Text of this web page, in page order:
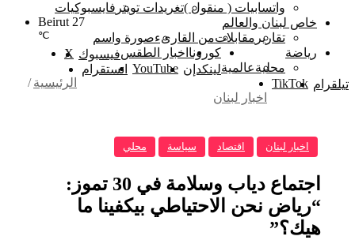
واتسابيات ( منقول )تغريدات تويتر فايسبوكيات
خاص لبنان والعالم
تقارير مقابلاتمن القارىءصورة واسم
رياضة
محليةعالمية
كورونا اخبار الطقس
Beirut 27
℃
فيسبوك ‫X
لينكدإن ‫YouTube
انستقرام
تيلقرام ‫TikTok الرئيسية /
اخبار لبنان
اخبار لبنان اقتصاد سياسة محلي
اجتماع دياب وسلامة في 30 تموز:
“رياض نحن الاحتياطي بيكفينا ما
هيك؟”